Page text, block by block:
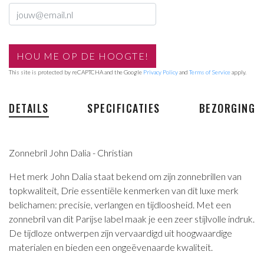
This site is protected by reCAPTCHA and the Google Privacy PolicyandTerms of Serviceapply.
DETAILS SPECIFICATIES BEZORGING
Zonnebril John Dalia - Christian
Het merk John Dalia staat bekend om zijn zonnebrillen van
topkwaliteit, Drie essentiële kenmerken van dit luxe merk
belichamen: precisie, verlangen en tijdloosheid. Met een
zonnebril van dit Parijse label maak je een zeer stijlvolle indruk.
De tijdloze ontwerpen zijn vervaardigd uit hoogwaardige
materialen en bieden een ongeëvenaarde kwaliteit.